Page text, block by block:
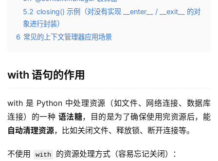
5.2 closing() 示例（对没有实现 __enter__ / __exit__ 的对
象进行封装）
6 常见的上下文管理器应用场景
with 语句的作用
with 是 Python 中处理资源（如文件、网络连接、数据库
连接）的一种 语法糖，目的是为了确保使用完资源后，能
自动清理资源，比如关闭文件、释放锁、断开连接等。
不使用 with 的资源处理方式（容易忘记关闭）：